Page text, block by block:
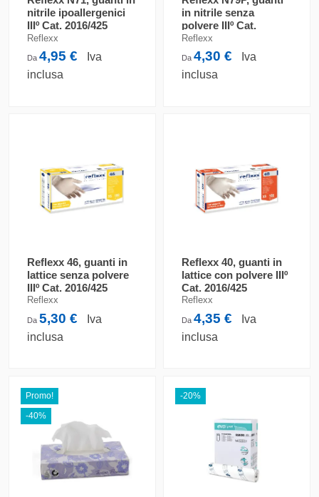
nitrile ipoallergenici
IIIº Cat. 2016/425
Reflexx
Da4,95 €
Iva
inclusa
in nitrile senza
polvere IIIº Cat.
2016/425
Reflexx
Da4,30 €
Iva
inclusa
Reflexx 46, guanti in
lattice senza polvere
IIIº Cat. 2016/425
Reflexx
Da5,30 €
Iva
inclusa
Reflexx 40, guanti in
lattice con polvere IIIº
Cat. 2016/425
Reflexx
Da4,35 €
Iva
inclusa
Promo!
-40%
-20%